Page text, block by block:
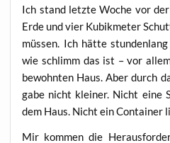
Ich stand letz­te Woche vor
Erde und vier Kubik­me­ter
müs­sen. Ich hät­te
wie schlimm das ist – vor
bewohn­ten Haus. Aber durch
ga­be nicht klei­ner. Nicht eine
dem Haus. Nicht ein Con­tai­ner
Mir kom­men die